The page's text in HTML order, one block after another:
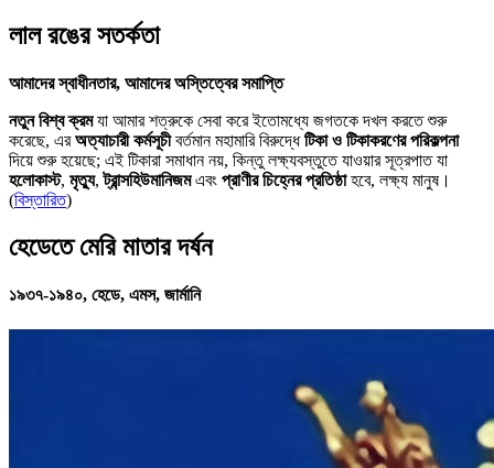
লাল রঙের সতর্কতা
আমাদের স্বাধীনতার, আমাদের অস্তিত্বের সমাপ্তি
নতুন বিশ্ব ক্রমযা আমার শত্রুকে সেবা করে ইতোমধ্যে জগতকে দখল করতে শুরু
করেছে, এরঅত্যাচারী কর্মসূচীবর্তমান মহামারি বিরুদ্ধেটিকা ও টিকাকরণের পরিকল্পনা
দিয়ে শুরু হয়েছে; এই টিকারা সমাধান নয়, কিন্তু লক্ষ্যবস্তুতে যাওয়ার সূত্রপাত যা
হলোকাস্ট, মৃত্যু,ট্রান্সহিউমানিজমএবং প্রাণীর চিহ্নের প্রতিষ্ঠাহবে, লক্ষ্য মানুষ।
(বিস্তারিত)
হেডেতে মেরি মাতার দর্ষন
১৯৩৭-১৯৪০, হেডে, এমস, জার্মানি